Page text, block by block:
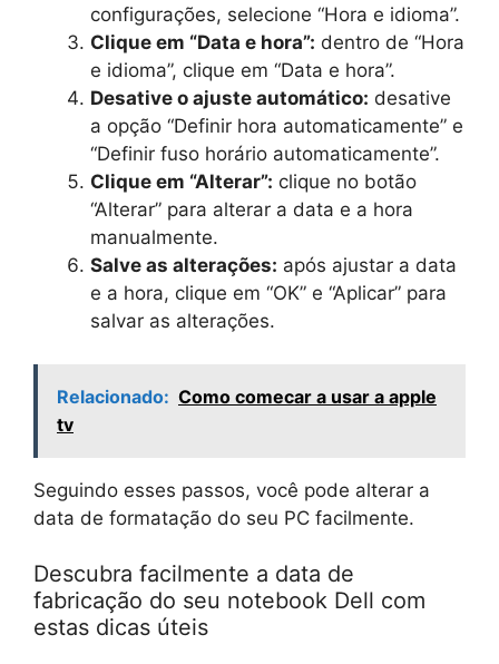
configurações, selecione “Hora e idioma”.
Clique em “Data e hora”: dentro de “Hora
e idioma”, clique em “Data e hora”.
Desative o ajuste automático: desative
a opção “Definir hora automaticamente” e
“Definir fuso horário automaticamente”.
Clique em “Alterar”: clique no botão
“Alterar” para alterar a data e a hora
manualmente.
Salve as alterações: após ajustar a data
e a hora, clique em “OK” e “Aplicar” para
salvar as alterações.
Relacionado: Como comecar a usar a apple
tv
Seguindo esses passos, você pode alterar a
data de formatação do seu PC facilmente.
Descubra facilmente a data de
fabricação do seu notebook Dell com
estas dicas úteis